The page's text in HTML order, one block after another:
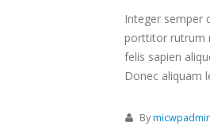
Integer semper
porttitor rutrum
felis sapien
Donec aliquam
By